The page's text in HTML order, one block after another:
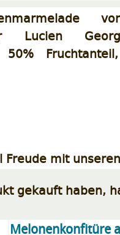
Lucien
50%
mit
gekauft haben,
Melonenkonfitüre